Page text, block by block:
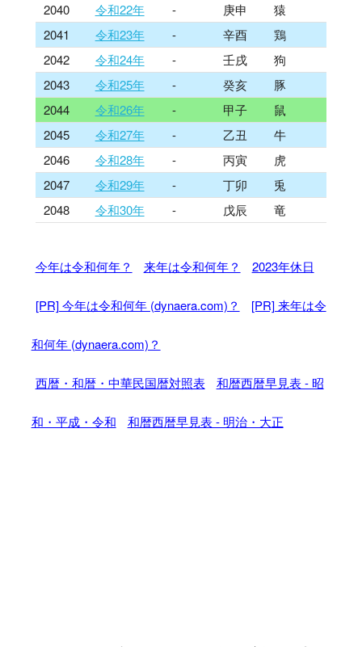
2040
令和22年 - 庚申
猿
2041
令和23年 - 辛酉
鶏
2042
令和24年 - 壬戌
狗
2043
令和25年 - 癸亥
豚
2044
令和26年 - 甲子
鼠
2045
令和27年 - 乙丑
牛
2046
令和28年 - 丙寅
虎
2047
令和29年 - 丁卯
兎
2048
令和30年 - 戊辰 竜
今年は令和何年？ 来年は令和何年？ 2023年休日
[PR] 今年は令和何年 (dynaera.com)？ [PR] 来年は令
和何年 (dynaera.com)？
西暦・和暦・中華民国暦対照表 和暦西暦早見表 - 昭
和・平成・令和 和暦西暦早見表 - 明治・大正